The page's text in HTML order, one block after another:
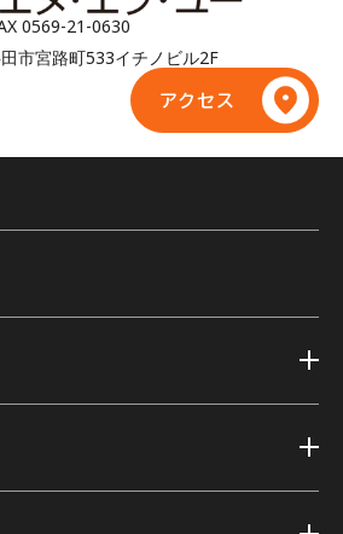
0569-21-0630
市宮路町533イチノビル2F
アクセス